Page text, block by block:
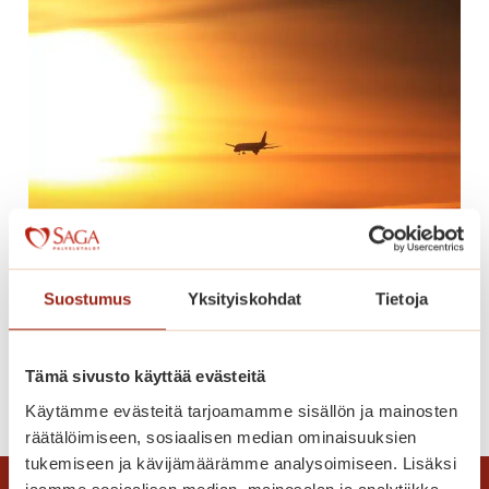
Suostumus Yksityiskohdat Tietoja
Tämä sivusto käyttää evästeitä
Käytämme evästeitä tarjoamamme sisällön ja mainosten
räätälöimiseen, sosiaalisen median ominaisuuksien
tukemiseen ja kävijämäärämme analysoimiseen. Lisäksi
u
e
o
h
r
t
ä
v
Lomaonnea
o
m
a